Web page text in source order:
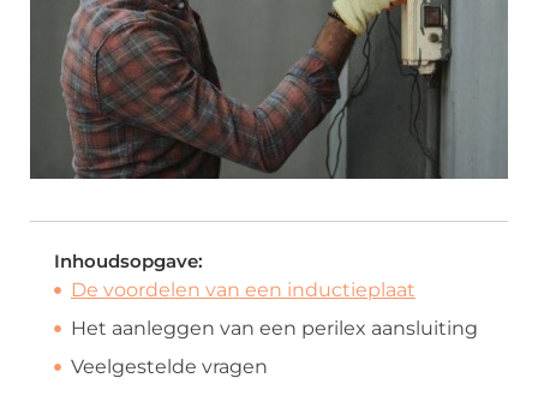
Inhoudsopgave:
De voordelen van een inductieplaat
Het aanleggen van een perilex aansluiting
Veelgestelde vragen